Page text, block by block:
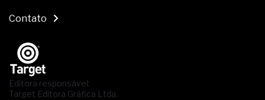
Contato
Editora responsável:
Target Editora Gráfica Ltda.